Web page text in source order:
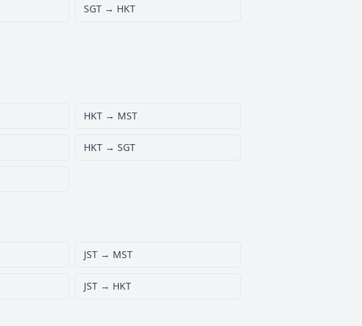
SGT → HKT
HKT → MST
HKT → SGT
JST → MST
JST → HKT